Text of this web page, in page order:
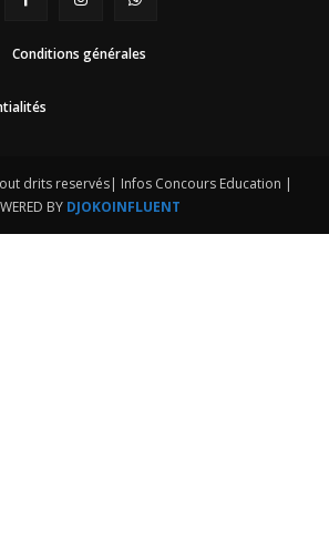
Conditions générales
drits reservés| Infos Concours Education |
BY DJOKOINFLUENT